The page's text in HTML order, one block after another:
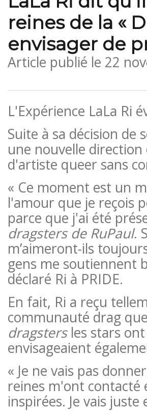
reines de la «
envisager de
Article publié le 22
L'Expérience LaLa Ri
Suite à sa décision de
une nouvelle
d'artiste queer sans
« Ce moment est un
l'amour que je reçois
parce que j'ai été
dragsters de RuPaul.
m’aimeront-ils
gens me soutiennent
déclaré Ri à PRIDE.
En fait, Ri a reçu
communauté drag
dragstersles stars ont
envisageaient
« Je ne vais pas
reines m'ont
inspirées. Je vais juste